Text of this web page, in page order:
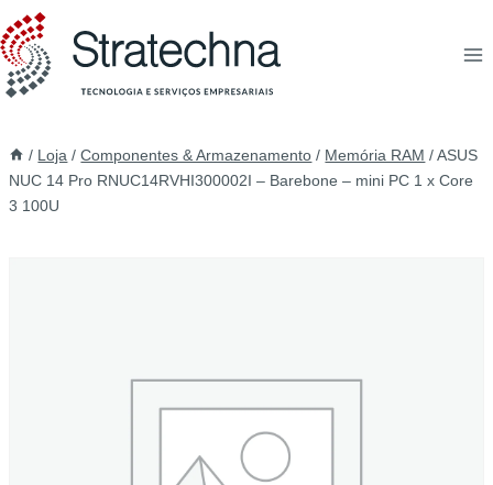
/ Loja / Componentes & Armazenamento / Memória RAM / ASUS
NUC 14 Pro RNUC14RVHI300002I – Barebone – mini PC 1 x Core
3 100U